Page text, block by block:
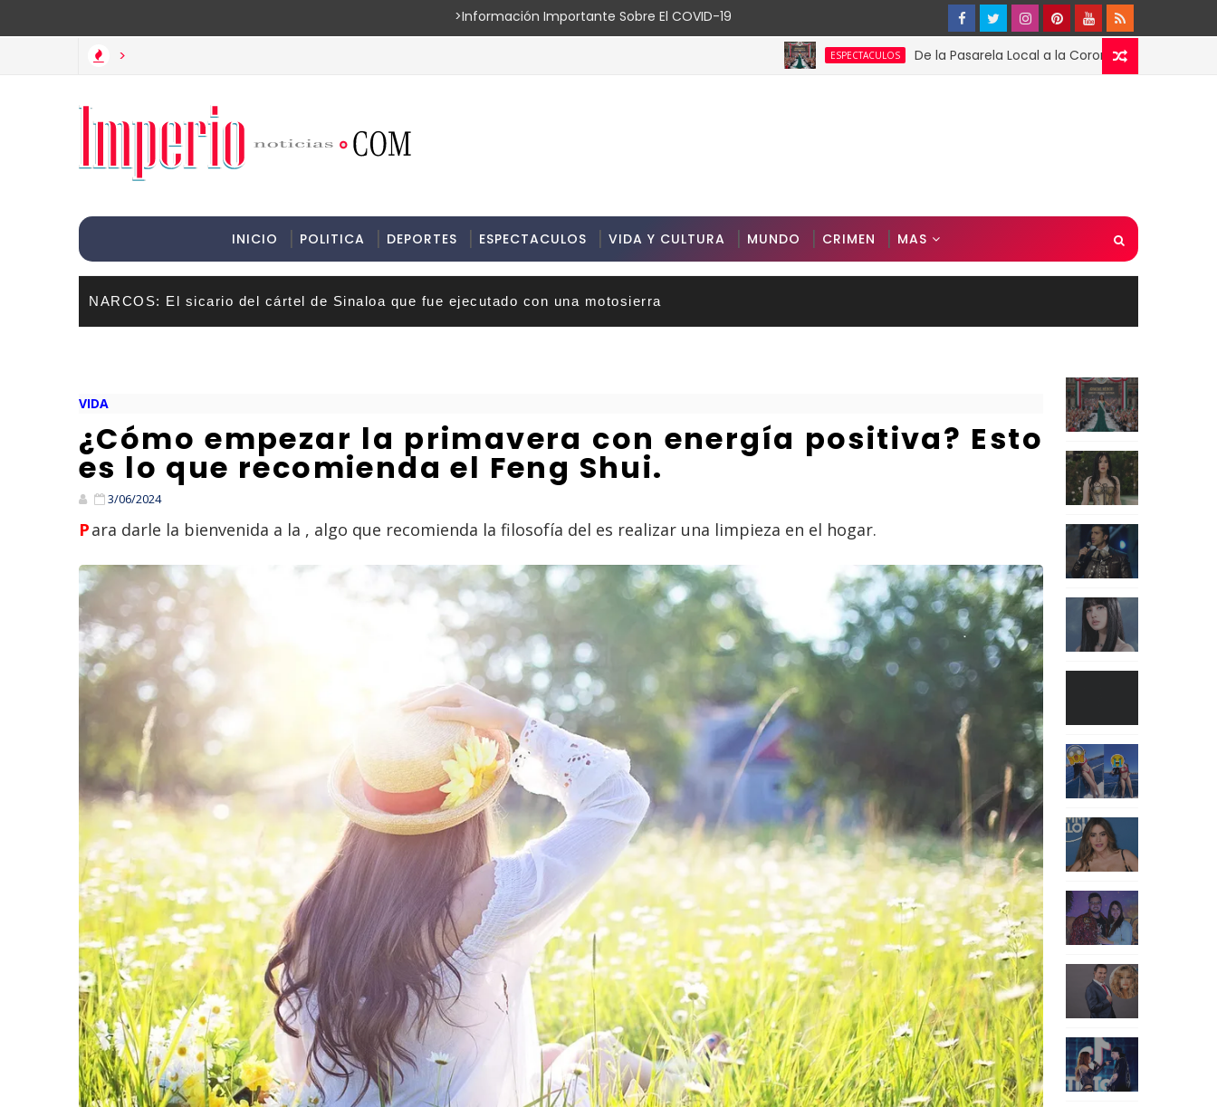
>Información Importante Sobre El COVID-19
> ESPECTACULOS De la Pasarela Local a la Corona Global: El Triunfo de
INICIO POLITICA DEPORTES ESPECTACULOS VIDA Y CULTURA MUNDO CRIMEN MAS
NARCOS: El sicario del cártel de Sinaloa que fue ejecutado con una motosierra
VIDA
¿Cómo empezar la primavera con energía positiva? Esto
es lo que recomienda el Feng Shui.
3/06/2024
Para darle la bienvenida a la , algo que recomienda la filosofía del es realizar una limpieza en el hogar.